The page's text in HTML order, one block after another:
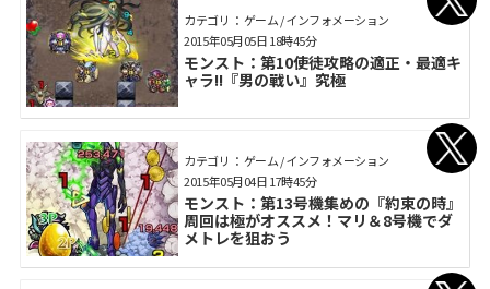
カテゴリ： ゲーム / インフォメーション
モンスト：第10使徒攻略の適正・最適キ
ャラ!!『男の戰い』究極
2015年05月05日 18時45分
カテゴリ： ゲーム / インフォメーション
モンスト：第13号機集めの『約束の時』
周回は極がオススメ！マリ＆8号機でダ
メトレを狙おう
2015年05月04日 17時45分